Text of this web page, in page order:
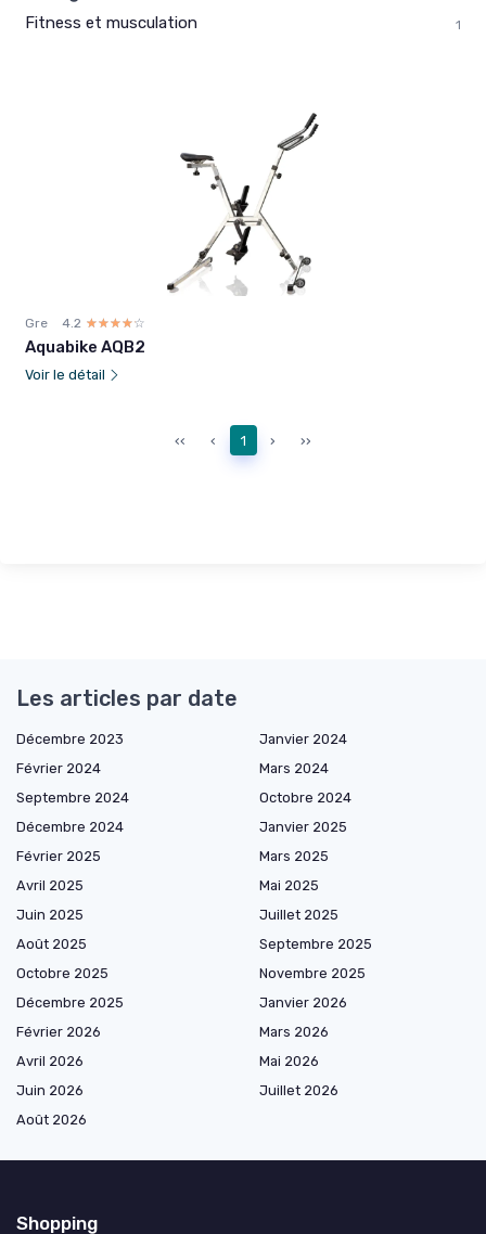
Fitness et musculation 1
Gre 4.2 ☆☆☆☆☆
★★★★★
Aquabike AQB2
Voir le détail
‹‹ ‹ 1 › ››
Les articles par date
Décembre 2023
Janvier 2024
Février 2024
Mars 2024
Septembre 2024
Octobre 2024
Décembre 2024
Janvier 2025
Février 2025
Mars 2025
Avril 2025
Mai 2025
Juin 2025
Juillet 2025
Août 2025
Septembre 2025
Octobre 2025
Novembre 2025
Décembre 2025
Janvier 2026
Février 2026
Mars 2026
Avril 2026
Mai 2026
Juin 2026
Juillet 2026
Août 2026
Shopping